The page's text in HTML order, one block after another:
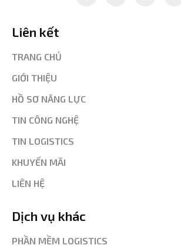
Liên kết
TRANG CHỦ
GIỚI THIỆU
HỒ SƠ NĂNG LỰC
TIN CÔNG NGHỆ
TIN LOGISTICS
KHUYẾN MÃI
LIÊN HỆ
Dịch vụ khác
PHẦN MỀM LOGISTICS